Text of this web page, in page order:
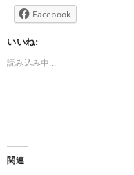
Facebook
いいね:
読み込み中...
関連